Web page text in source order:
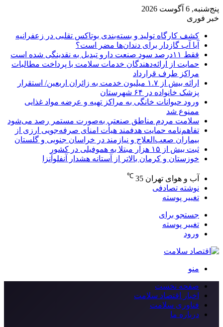
پنج‌شنبه, 6 آگوست 2026
خبر فوری
کشف کارگاه تولید و بسته‌بندی بوتاکس تقلبی در زعفرانیه
آیا آب گازدار برای دندان‌ها مضر است؟
فقط ۱۱‌درصد سود صنعت دارو تبدیل به نقدینگی شده است
حمایت از ارائه‌دهندگان خدمات سلامت با پرداخت مطالبات
مراکز طرف قرارداد
ارائه بیش از ۱.۷ میلیون خدمت به زائران اربعین/ استقرار
پزشک خانواده در ۶۴ شهرستان
ورود حیوانات خانگی به مراکز تهیه و عرضه مواد غذایی
ممنوع شد
سلامت مردم مناطق صنعتی به‌صورت مستمر رصد می‌شود
تفاهم‌نامه حمایت هدفمند هیأت امنای صرفه‌جویی ارزی از
بیماران صعب‌العلاج و نیازمند در خراسان جنوبی و گلستان
ثبت بیش از ۱۵ هزار مبتلا به هموفیلی در کشور
خوزستان و کرمان بالاتر از آستانه هشدار آنفلوآنزا
آب و هوای تهران 35
℃
نوشته تصادفی
تغییر پوسته
جستجو برای
تغییر پوسته
ورود
منو
صفحه نخست
اخبار اقتصاد سلامت
فناوری سلامت
درباره ما